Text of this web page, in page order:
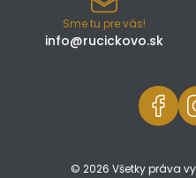
Sme tu pre vás!
info@rucickovo.sk
© 2026 Všetky práva